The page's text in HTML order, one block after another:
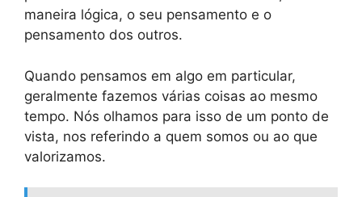
maneira lógica, o seu pensamento e o
pensamento dos outros.
Quando pensamos em algo em particular,
geralmente fazemos várias coisas ao mesmo
tempo. Nós olhamos para isso de um ponto de
vista, nos referindo a quem somos ou ao que
valorizamos.